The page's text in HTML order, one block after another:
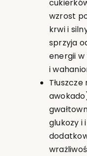
wzrost
krwi i
sprzyja
energii w
i
glukozy i